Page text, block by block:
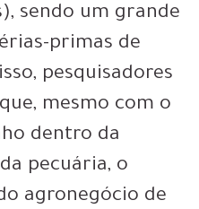
sendo um grande
primas de
pesquisadores
mesmo com o
dentro da
pecuária, o
agronegócio de